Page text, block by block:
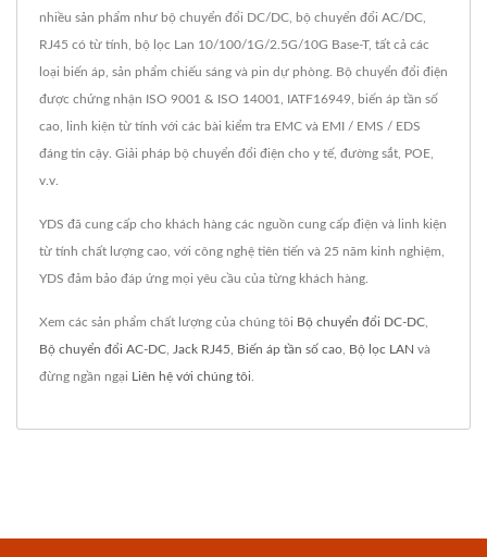
nhiều sản phẩm như bộ chuyển đổi DC/DC, bộ chuyển đổi AC/DC,
RJ45 có từ tính, bộ lọc Lan 10/100/1G/2.5G/10G Base-T, tất cả các
loại biến áp, sản phẩm chiếu sáng và pin dự phòng. Bộ chuyển đổi điện
được chứng nhận ISO 9001 & ISO 14001, IATF16949, biến áp tần số
cao, linh kiện từ tính với các bài kiểm tra EMC và EMI / EMS / EDS
đáng tin cậy. Giải pháp bộ chuyển đổi điện cho y tế, đường sắt, POE,
v.v.
YDS đã cung cấp cho khách hàng các nguồn cung cấp điện và linh kiện
từ tính chất lượng cao, với công nghệ tiên tiến và 25 năm kinh nghiệm,
YDS đảm bảo đáp ứng mọi yêu cầu của từng khách hàng.
Xem các sản phẩm chất lượng của chúng tôi Bộ chuyển đổi DC-DC
Bộ chuyển đổi AC-DC Jack RJ45 Biến áp tần số cao Bộ lọc LAN và
đừng ngần ngại Liên hệ với chúng tôi